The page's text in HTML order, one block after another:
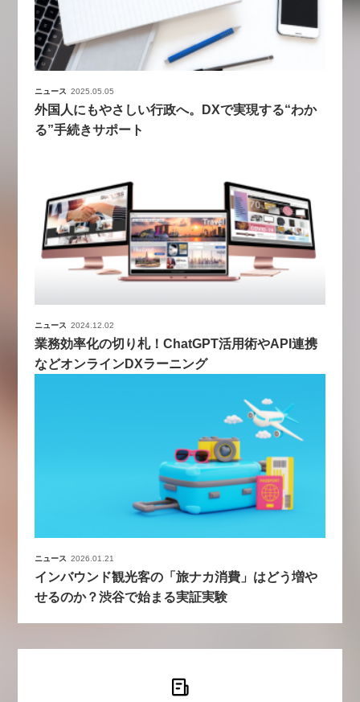
ニュース 2025.05.05
外国人にもやさしい行政へ。DXで実現する“わか
る”手続きサポート
ニュース 2024.12.02
業務効率化の切り札！ChatGPT活用術やAPI連携
などオンラインDXラーニング
ニュース 2026.01.21
インバウンド観光客の「旅ナカ消費」はどう増や
せるのか？渋谷で始まる実証実験